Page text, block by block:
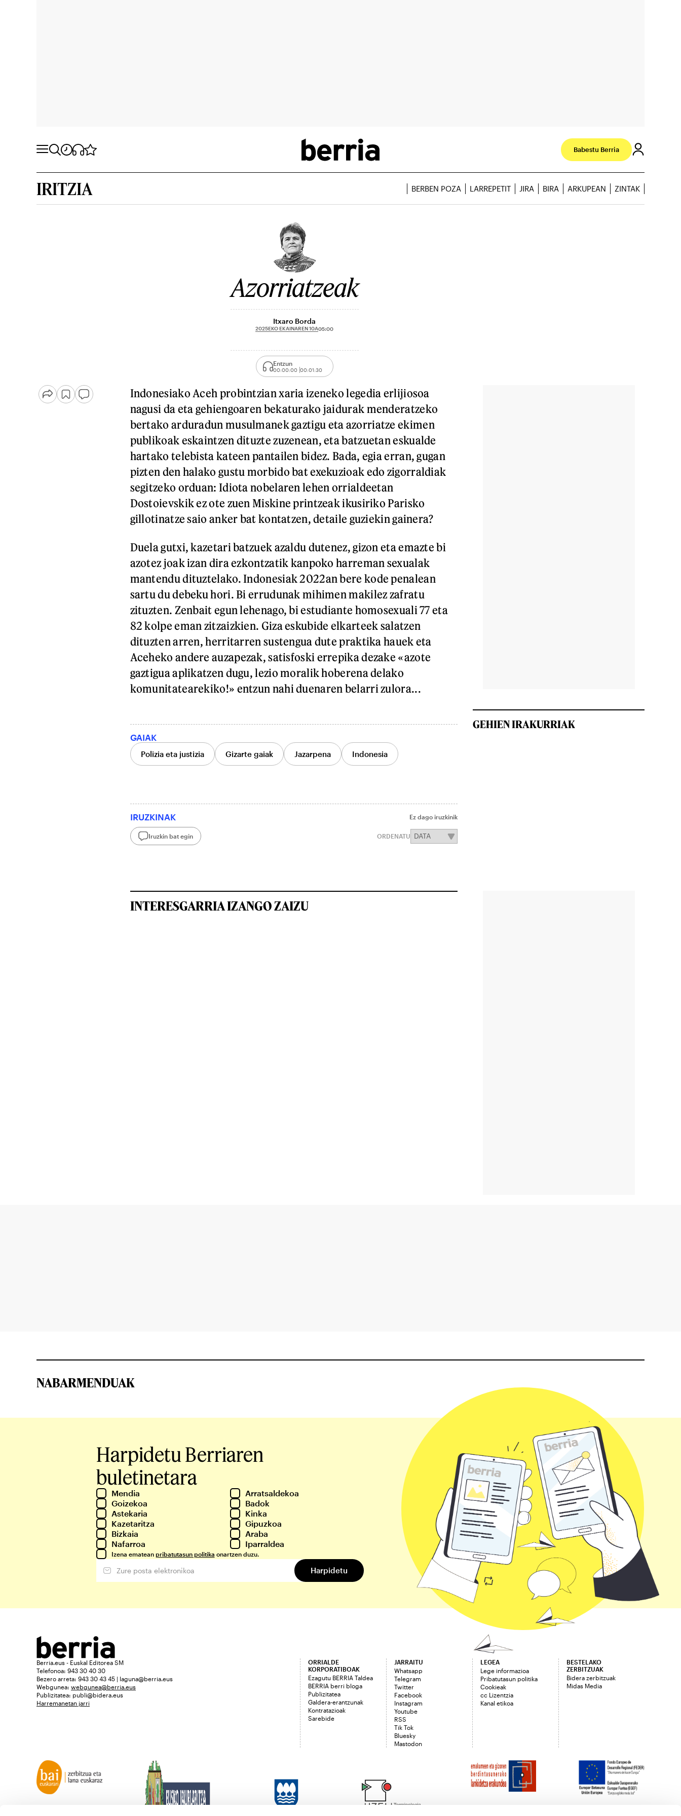
Babestu Berria
IRITZIA BERBEN POZA LARREPETIT JIRA BIRA ARKUPEAN ZINTAK
Azorriatzeak
Itxaro Borda
2025EKO EKAINAREN 10A05:00
Entzun
00:00:00 00:01:30
Indonesiako Aceh probintzian xaria izeneko legedia erlijiosoa
nagusi da eta gehiengoaren bekaturako jaidurak menderatzeko
bertako arduradun musulmanek gaztigu eta azorriatze ekimen
publikoak eskaintzen dituzte zuzenean, eta batzuetan eskualde
hartako telebista kateen pantailen bidez. Bada, egia erran, gugan
pizten den halako gustu morbido bat exekuzioak edo zigorraldiak
segitzeko orduan: Idiota nobelaren lehen orrialdeetan
Dostoievskik ez ote zuen Miskine printzeak ikusiriko Parisko
gillotinatze saio anker bat kontatzen, detaile guziekin gainera?
Duela gutxi, kazetari batzuek azaldu dutenez, gizon eta emazte bi
azotez joak izan dira ezkontzatik kanpoko harreman sexualak
mantendu dituztelako. Indonesiak 2022an bere kode penalean
sartu du debeku hori. Bi errudunak mihimen makilez zafratu
zituzten. Zenbait egun lehenago, bi estudiante homosexuali 77 eta
82 kolpe eman zitzaizkien. Giza eskubide elkarteek salatzen
dituzten arren, herritarren sustengua dute praktika hauek eta
Aceheko andere auzapezak, satisfoski errepika dezake «azote
gaztigua aplikatzen dugu, lezio moralik hoberena delako
komunitatearekiko!» entzun nahi duenaren belarri zulora...
GAIAK
Polizia eta justizia Gizarte gaiak Jazarpena Indonesia
IRUZKINAK Ez dago iruzkinik
Iruzkin bat egin ORDENATU
GEHIEN IRAKURRIAK
INTERESGARRIA IZANGO ZAIZU
NABARMENDUAK
Harpidetu Berriaren
buletinetara
Mendia
Arratsaldekoa
Goizekoa
Badok
Astekaria
Kinka
Kazetaritza
Gipuzkoa
Bizkaia
Araba
Nafarroa
Iparraldea
Izena ematean pribatutasun politika onartzen duzu.
Berria.eus - Euskal Editorea SM
Telefonoa: 943 30 40 30
Bezero arreta: 943 30 43 45 | laguna@berria.eus
Webgunea: webgunea@berria.eus
Publizitatea: publi@bidera.eus
Harremanetan jarri
ORRIALDE
KORPORATIBOAK
Ezagutu BERRIA Taldea
BERRIA berri bloga
Publizitatea
Galdera-erantzunak
Kontratazioak
Sarebide
JARRAITU
Whatsapp
Telegram
Twitter
Facebook
Instagram
Youtube
RSS
Tik Tok
Bluesky
Mastodon
LEGEA
Lege informazioa
Pribatutasun politika
Cookieak
cc Lizentzia
Kanal etikoa
BESTELAKO
ZERBITZUAK
Bidera zerbitzuak
Midas Media